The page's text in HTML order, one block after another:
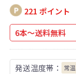
221 ポイント
6本～送料無料
発送温度帯： 常温